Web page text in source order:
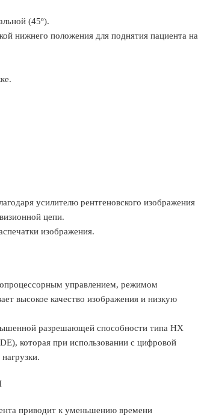
(45º).
нижнего положения для поднятия пациента на
усилителю рентгеновского изображения
цепи.
изображения.
управлением, режимом
высокое качество изображения и низкую
разрешающей способности типа НХ
которая при использовании с цифровой
приводит к уменьшению времени